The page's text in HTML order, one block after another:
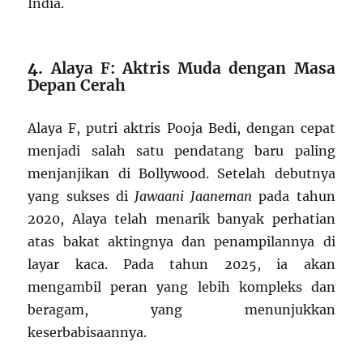
India.
4.Alaya F: Aktris Muda dengan Masa
Depan Cerah
Alaya F, putri aktris Pooja Bedi, dengan cepat
menjadi salah satu pendatang baru paling
menjanjikan di Bollywood. Setelah debutnya
yang sukses di Jawaani Jaaneman pada tahun
2020, Alaya telah menarik banyak perhatian
atas bakat aktingnya dan penampilannya di
layar kaca. Pada tahun 2025, ia akan
mengambil peran yang lebih kompleks dan
beragam, yang menunjukkan
keserbabisaannya.